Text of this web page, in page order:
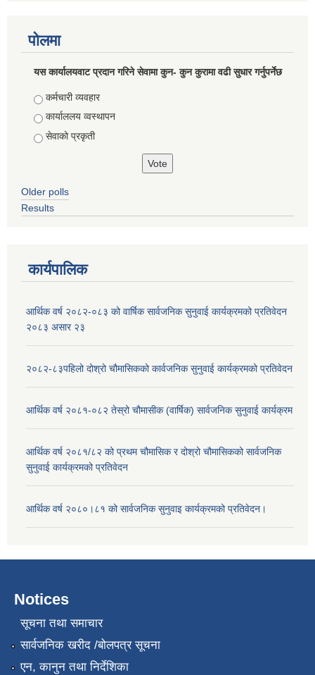
पोलमा
यस कार्यालयवाट प्रदान गरिने सेवामा कुन- कुन कुरामा वढी सुधार गर्नुपर्नेछ
Choices
कर्मचारी व्यवहार
कार्याललय व्वस्थापन
सेवाको प्रकृती
Older polls
Results
कार्यपालिक
आर्थिक वर्ष २०८२-०८३ को वार्षिक सार्वजनिक सुनुवाई कार्यक्रमको प्रतिवेदन
२०८३ असार २३
२०८२-८३पहिलो दोश्रो चौमासिकको कार्वजनिक सुनुवाई कार्यक्रमको प्रतिवेदन
आर्थिक वर्ष २०८१-०८२ तेस्रो चौमासीक (वार्षिक) सार्वजनिक सुनुवाई कार्यक्रम
आर्थिक वर्ष २०८१/८२ को प्रथम चौमासिक र दोश्रो चौमासिकको सार्वजनिक
सुनुवाई कार्यक्रमको प्रतिवेदन
आर्थिक वर्ष २०८०।८१ को सार्वजनिक सुनुवाइ कार्यक्रमको प्रतिवेदन।
Notices
सूचना तथा समाचार
सार्वजनिक खरीद /बोलपत्र सूचना
एन, कानुन तथा निर्देशिका